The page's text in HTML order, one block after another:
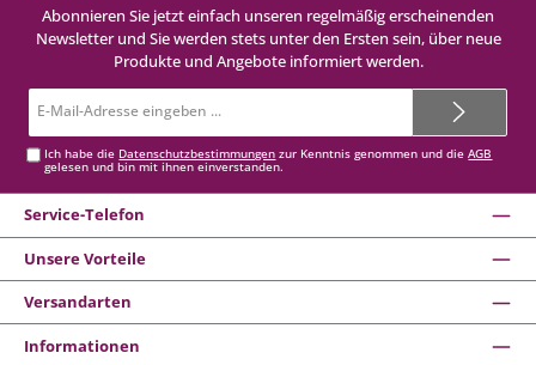
Abonnieren Sie jetzt einfach unseren regelmäßig erscheinenden
Newsletter und Sie werden stets unter den Ersten sein, über neue
Produkte und Angebote informiert werden.
Mail-
Ich habe die Datenschutzbestimmungen zur Kenntnis genommen und dieAGB
gelesen und bin mit ihnen einverstanden.
Service-Telefon
Unsere Vorteile
Versandarten
Informationen